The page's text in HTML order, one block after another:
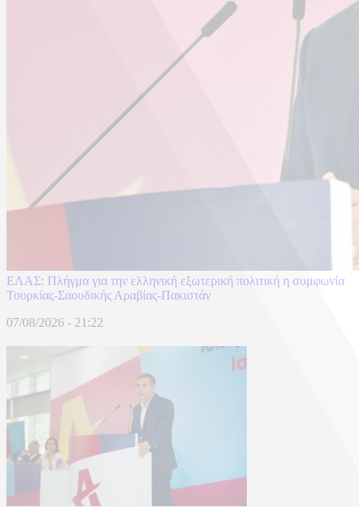
ΕΛΑΣ: Πλήγμα για την ελληνική εξωτερική πολιτική η συμφωνία
Τουρκίας-Σαουδικής Αραβίας-Πακιστάν
07/08/2026 - 21:22